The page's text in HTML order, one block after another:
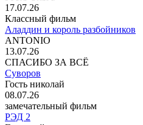
17.07.26
Классный фильм
Аладдин и король разбойников
ANTONIO
13.07.26
СПАСИБО ЗА ВСЁ
Суворов
Гость николай
08.07.26
замечательный фильм
РЭД 2